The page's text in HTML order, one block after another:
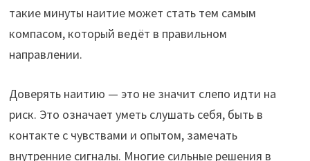
такие минуты наитие может стать тем самым
компасом, который ведёт в правильном
направлении.
Доверять наитию — это не значит слепо идти на
риск. Это означает уметь слушать себя, быть в
контакте с чувствами и опытом, замечать
внутренние сигналы. Многие сильные решения в